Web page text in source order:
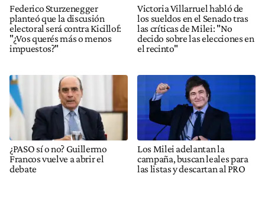
Federico Sturzenegger
planteó que la discusión
electoral será contra Kicillof:
"¿Vos querés más o menos
impuestos?"
Victoria Villarruel habló de
los sueldos en el Senado tras
las críticas de Milei: "No
decido sobre las elecciones en
el recinto"
¿PASO sí o no? Guillermo
Francos vuelve a abrir el
debate
Los Milei adelantan la
campaña, buscan leales para
las listas y descartan al PRO